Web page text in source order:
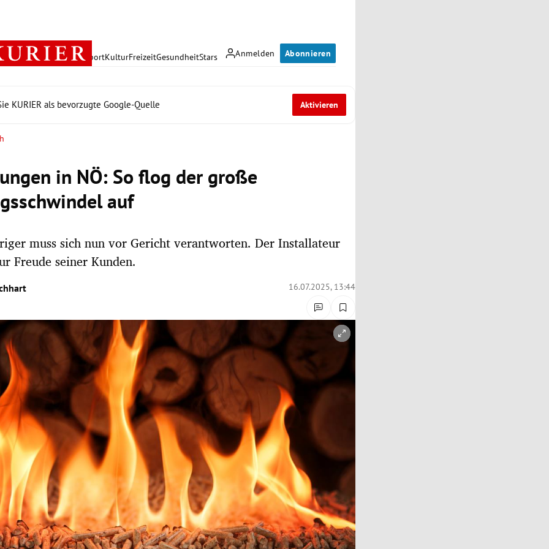
Anmelden Abonnieren
PolitikWirtschaft SportKulturFreizeitGesundheitStars
KURIER als bevorzugte Google-Quelle Aktivieren
in NÖ: So flog der große
auf
muss sich nun vor Gericht verantworten. Der Installateur
Freude seiner Kunden.
16.07.2025, 13:44
öffnen/schließen